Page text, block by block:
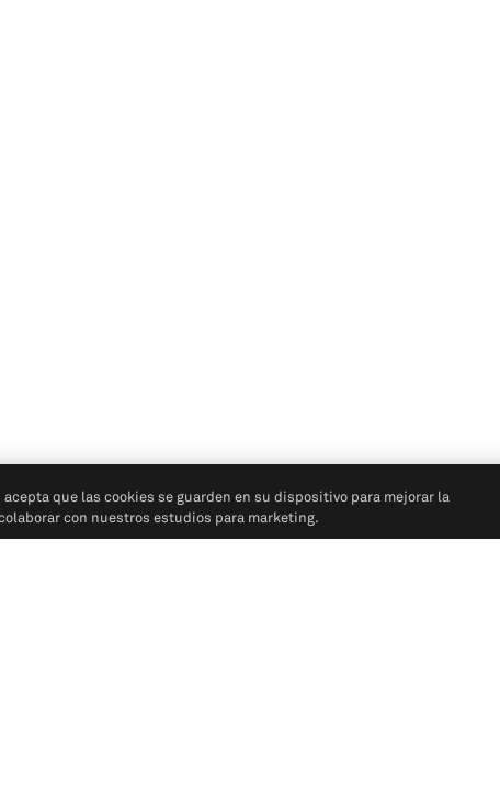
que las cookies se guarden en su dispositivo para mejorar la
con nuestros estudios para marketing.